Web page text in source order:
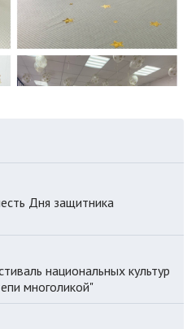
Дня защитника
национальных культур
многоликой"